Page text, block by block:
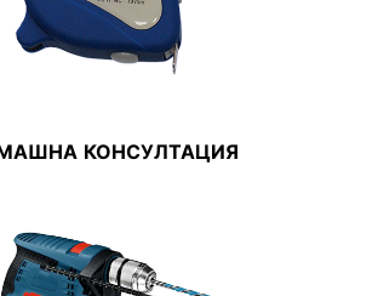
КОНСУЛТАЦИЯ